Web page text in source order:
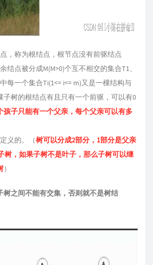
，称为根结点，根节点没有前驱结点
结点被分成M(M>0)个互不相交的集合T1、
一个集合Ti(1<= i<= m)又是一棵结构与
子树的根结点有且只有一个前驱，可以有0
孩子只能有一个父亲，每个父亲可以有多
义的。（树可以分成2部分，1部分是父亲
树，如果子树不是叶子，那么子树可以继
）
树之间不能有交集，否则就不是树结